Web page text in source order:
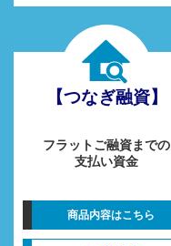
【つなぎ融資】
フラットご融資までの
支払い資金
商品内容はこちら